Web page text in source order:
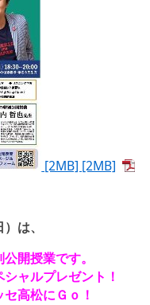
[2MB] [2MB]
は、
開授業です。
ャルプレゼント！
高松にＧｏ！